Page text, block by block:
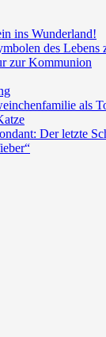
ins Wunderland!
des Lebens
zur Kommunion
als
Der letzte